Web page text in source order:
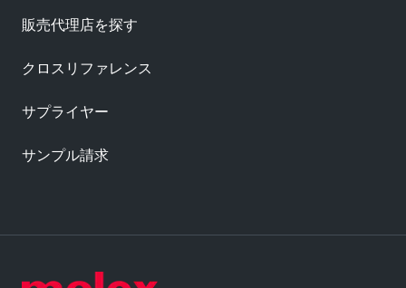
販売代理店を探す
クロスリファレンス
サプライヤー
サンプル請求